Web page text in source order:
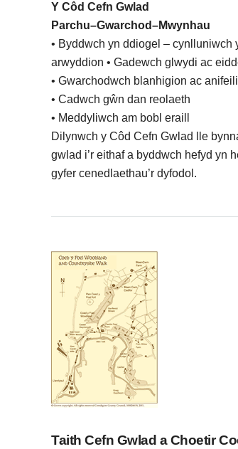
Y Côd Cefn Gwlad
Parchu–Gwarchod–Mwynhau
• Byddwch yn ddiogel –
arwyddion • Gadewch glwydi ac
• Gwarchodwch blanhigion ac
• Cadwch gŵn dan reolaeth
• Meddyliwch am bobl eraill
Dilynwch y Côd Cefn Gwlad lle
gwlad i’r eithaf a byddwch hefyd yn
gyfer cenedlaethau’r dyfodol.
Taith Cefn Gwlad a Choetir